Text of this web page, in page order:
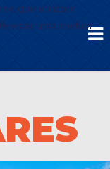
que utilizam
uma melhor